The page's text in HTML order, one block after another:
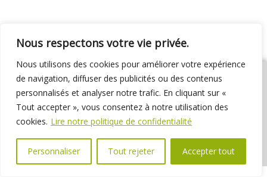
Nous respectons votre vie privée.
Nous utilisons des cookies pour améliorer votre expérience
de navigation, diffuser des publicités ou des contenus
personnalisés et analyser notre trafic. En cliquant sur «
Tout accepter », vous consentez à notre utilisation des
cookies. Lire notre politique de confidentialité
Personnaliser Tout rejeter Accepter tout
01 69 31 72 10 01 69 31 37 31
Nous contacter
Espace élus
Marchés publics Délibérations